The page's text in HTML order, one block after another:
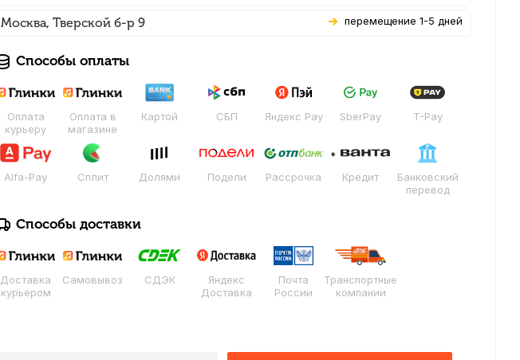
Москва, Тверской б-р 9 Перемещение 1-5 дней
Способы оплаты
Оплата
курьеру
Оплата в
магазине
Картой СБП Яндекс Pay SberPay T-Pay
Alfa-Pay Сплит Долями Подели Рассрочка Кредит
Банковский
перевод
Способы доставки
Доставка
курьером
Самовывоз СДЭК
Яндекс
Доставка
Почта
России
Транспортные
компании